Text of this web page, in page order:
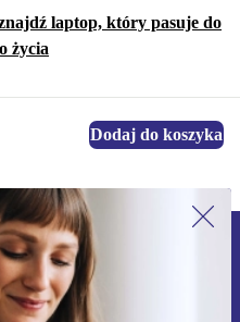
laptop, który pasuje do
życia
Dodaj do koszyka
newsletter!
oferty.